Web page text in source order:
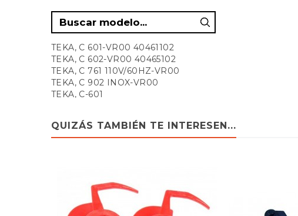
TEKA, C 601-VR00 40461102
TEKA, C 602-VR00 40465102
TEKA, C 761 110V/60HZ-VR00
TEKA, C 902 INOX-VR00
TEKA, C-601
TEKA, C-602 BLANCA
TEKA, C-761-127V/60HZ-214 VR00
TEKA, C-761110V/60HZ-0614
TEKA, C-901-110V60HZ-0620
TEKA, C-901INOX-317
TEKA, C-902 INOX-110V60HZ-0
QUIZÁS TAMBIÉN TE INTERESEN...